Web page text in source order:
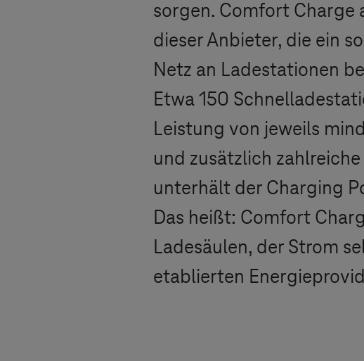
sorgen. Comfort Charge
dieser Anbieter, die ein
Netz an Ladestationen
Etwa 150
Leistung von jeweils
und zusätzlich
unterhält der Charging
Das heißt: Comfort
Ladesäulen, der Strom
etablierten